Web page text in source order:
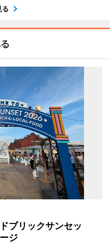
る
ブリックサンセッ
ージ